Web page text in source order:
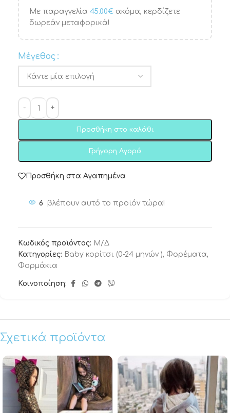
Με παραγγελία 45.00€ ακόμα, κερδίζετε
δωρεάν μεταφορικά!
Μέγεθος
Προσθήκη στο καλάθι
Γρήγορη Αγορά
Προσθήκη στα Αγαπημένα
6 βλέπουν αυτό το προϊόν τώρα!
Κωδικός προϊόντος: Μ/Δ
Κατηγορίες: Baby κορίτσι (0-24 μηνών ), Φορέματα,
Φορμάκια
Κοινοποίηση:
Σχετικά προϊόντα